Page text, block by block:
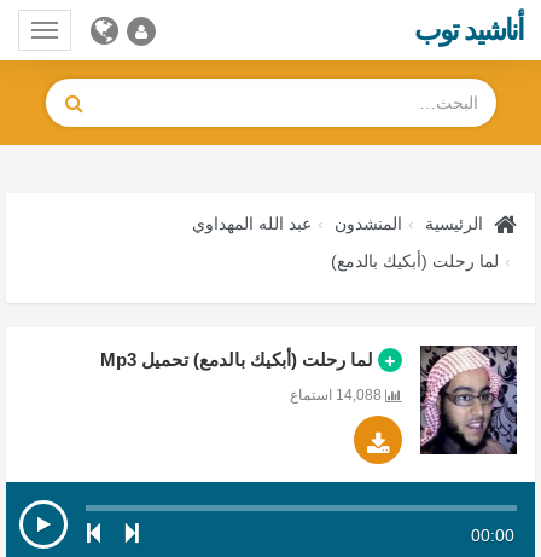
أناشيد توب
الرئيسية المنشدون
عبد الله المهداوي
لما رحلت (أبكيك بالدمع)
لما رحلت (أبكيك بالدمع) تحميل Mp3
00:00